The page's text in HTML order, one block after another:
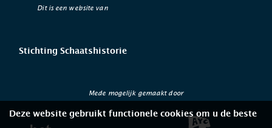
Dit is een website van
Stichting Schaatshistorie
Mede mogelijk gemaakt door
Deze website gebruikt functionele cookies om u de beste